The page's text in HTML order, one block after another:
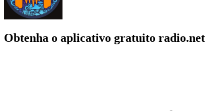
Obtenha o aplicativo gratuito radio.net